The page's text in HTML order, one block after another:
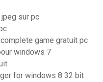
sur pc
game gratuit pc
windows 7
for windows 8 32 bit